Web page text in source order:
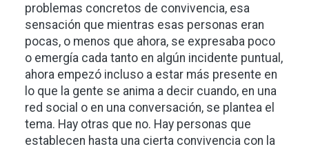
problemas concretos de convivencia, esa
sensación que mientras esas personas eran
pocas, o menos que ahora, se expresaba poco
o emergía cada tanto en algún incidente puntual,
ahora empezó incluso a estar más presente en
lo que la gente se anima a decir cuando, en una
red social o en una conversación, se plantea el
tema. Hay otras que no. Hay personas que
establecen hasta una cierta convivencia con la